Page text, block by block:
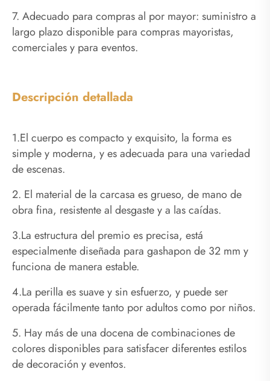
7. Adecuado para compras al por mayor: suministro a
largo plazo disponible para compras mayoristas,
comerciales y para eventos.
Descripción detallada
1.El cuerpo es compacto y exquisito, la forma es
simple y moderna, y es adecuada para una variedad
de escenas.
2. El material de la carcasa es grueso, de mano de
obra fina, resistente al desgaste y a las caídas.
3.La estructura del premio es precisa, está
especialmente diseñada para gashapon de 32 mm y
funciona de manera estable.
4.La perilla es suave y sin esfuerzo, y puede ser
operada fácilmente tanto por adultos como por niños.
5. Hay más de una docena de combinaciones de
colores disponibles para satisfacer diferentes estilos
de decoración y eventos.